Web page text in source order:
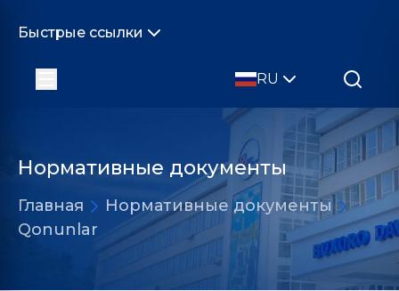
Быстрые ссылки
RU
Нормативные документы
Главная
Нормативные документы
Qonunlar